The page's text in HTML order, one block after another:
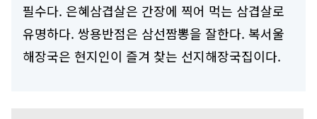
필수다. 은혜삼겹살은 간장에 찍어 먹는 삼겹살로
유명하다. 쌍용반점은 삼선짬뽕을 잘한다. 복서울
해장국은 현지인이 즐겨 찾는 선지해장국집이다.